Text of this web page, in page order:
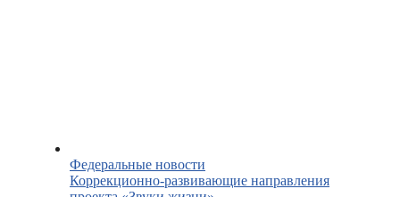
Федеральные новости
Коррекционно‑развивающие направления